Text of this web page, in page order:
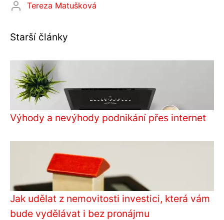
Tereza Matušková
Starší články
Výhody a nevýhody podnikání přes internet
Jak udělat z nemovitosti investici, která vám
bude vydělávat i bez pronájmu